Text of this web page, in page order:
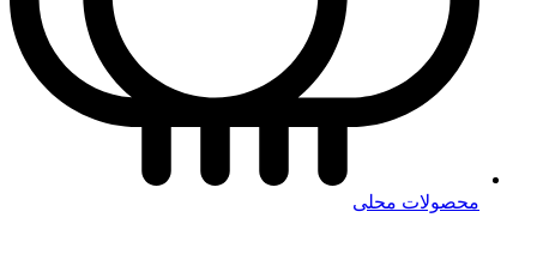
محصولات محلی